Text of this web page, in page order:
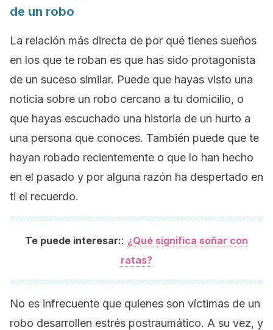
de un robo
La relación más directa de por qué tienes sueños
en los que te roban es que has sido protagonista
de un suceso similar. Puede que hayas visto una
noticia sobre un robo cercano a tu domicilio, o
que hayas escuchado una historia de un hurto a
una persona que conoces. También puede que te
hayan robado recientemente o que lo han hecho
en el pasado y por alguna razón ha despertado en
ti el recuerdo.
Te puede interesar:: ¿Qué significa soñar con
ratas?
No es infrecuente que quienes son víctimas de un
robo desarrollen estrés postraumático. A su vez, y